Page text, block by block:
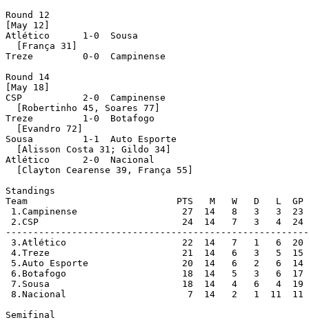
Round 12
[May 12]
Atlético      1-0  Sousa
  [França 31]
Treze         0-0  Campinense
Round 14
[May 18]
CSP           2-0  Campinense
  [Robertinho 45, Soares 77]
Treze         1-0  Botafogo
  [Evandro 72]
Sousa         1-1  Auto Esporte
  [Alisson Costa 31; Gildo 34]
Atlético      2-0  Nacional
  [Clayton Cearense 39, França 55]
Standings
Team                           PTS   M   W   D   L  GP
1.Campinense                   27  14   8   3   3  23
2.CSP                          24  14   7   3   4  24
3.Atlético                     22  14   7   1   6  20
4.Treze                        21  14   6   3   5  15
5.Auto Esporte                 20  14   6   2   6  14
6.Botafogo                     18  14   5   3   6  17
7.Sousa                        18  14   4   6   4  19
8.Nacional                      7  14   2   1  11  11
Semifinal